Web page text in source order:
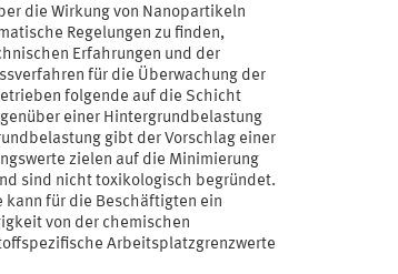
die Wirkung von Nanopartikeln
Regelungen zu finden,
Erfahrungen und der
für die Überwachung der
folgende auf die Schicht
einer Hintergrundbelastung
gibt der Vorschlag einer
zielen auf die Minimierung
sind nicht toxikologisch begründet.
für die Beschäftigten ein
von der chemischen
Arbeitsplatzgrenzwerte